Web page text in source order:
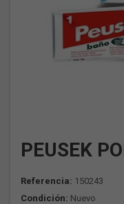
PEUSEK
Referencia: 150243
Condición: Nuevo